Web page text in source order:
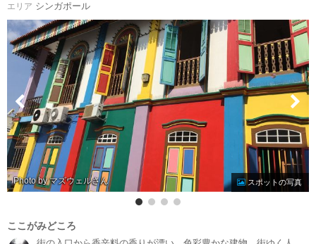
エリア シンガポール
Photo by マズウェル スポットの写真
ここがみどころ